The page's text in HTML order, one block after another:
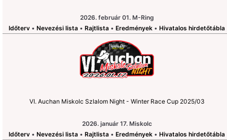
2026. február 01. M-Ring
Időterv • Nevezési lista • Rajtlista • Eredmények • Hivatalos hirdetőtábla
VI. Auchan Miskolc Szlalom Night - Winter Race Cup 2025/03
2026. január 17. Miskolc
Időterv • Nevezési lista • Rajtlista • Eredmények • Hivatalos hirdetőtábla